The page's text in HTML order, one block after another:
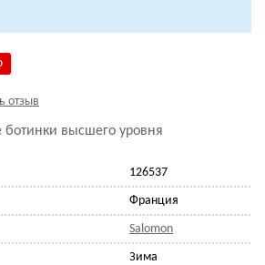
отзыв
ботинки высшего уровня
126537
Франция
Salomon
Зима